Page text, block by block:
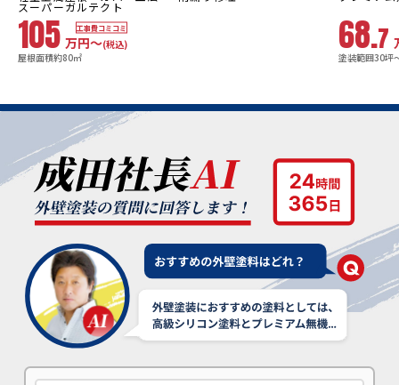
スーパーガルテクト
105 万円〜(税込)
工事費コミコミ
屋根面積約80㎡ 68.7
塗装範囲30坪